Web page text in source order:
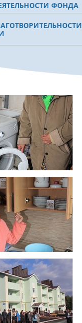
ФОНДА